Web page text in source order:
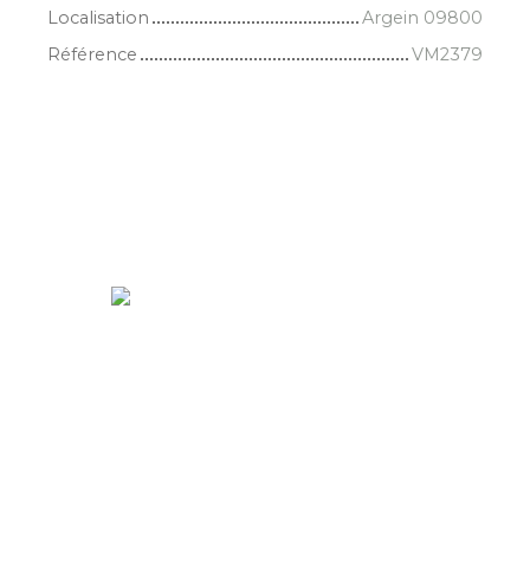
Localisation
Argein 09800
Référence
VM2379